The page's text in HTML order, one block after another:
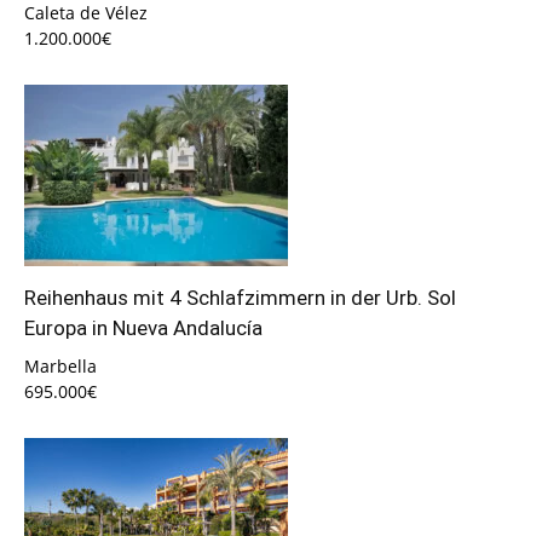
Caleta de Vélez
1.200.000€
Reihenhaus mit 4 Schlafzimmern in der Urb. Sol
Europa in Nueva Andalucía
Marbella
695.000€